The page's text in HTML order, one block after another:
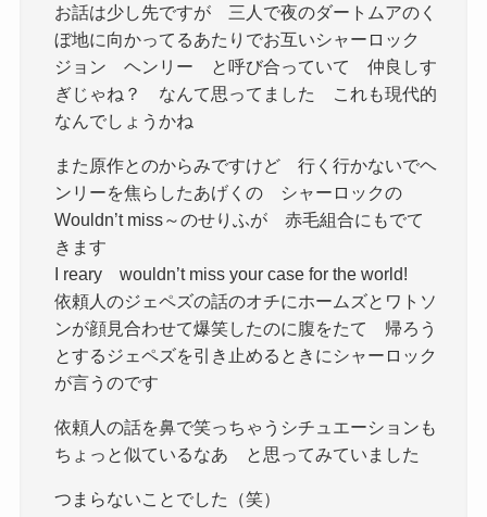
お話は少し先ですが 三人で夜のダートムアのく
ぼ地に向かってるあたりでお互いシャーロック
ジョン ヘンリー と呼び合っていて 仲良しす
ぎじゃね？ なんて思ってました これも現代的
なんでしょうかね
また原作とのからみですけど 行く行かないでヘ
ンリーを焦らしたあげくの シャーロックの
Wouldn’t miss～のせりふが 赤毛組合にもでて
きます
I reary wouldn’t miss your case for the world!
依頼人のジェペズの話のオチにホームズとワトソ
ンが顔見合わせて爆笑したのに腹をたて 帰ろう
とするジェペズを引き止めるときにシャーロック
が言うのです
依頼人の話を鼻で笑っちゃうシチュエーションも
ちょっと似ているなあ と思ってみていました
つまらないことでした（笑）